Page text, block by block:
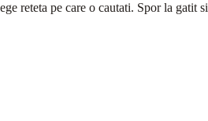
reteta pe care o cautati. Spor la gatit si